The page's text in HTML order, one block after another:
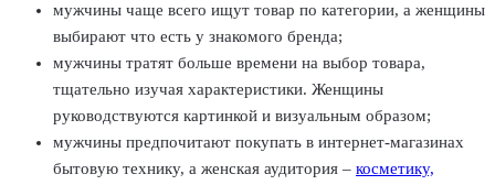
мужчины чаще всего ищут товар по категории, а женщины
выбирают что есть у знакомого бренда;
мужчины тратят больше времени на выбор товара,
тщательно изучая характеристики. Женщины
руководствуются картинкой и визуальным образом;
мужчины предпочитают покупать в интернет-магазинах
бытовую технику, а женская аудитория – косметику,